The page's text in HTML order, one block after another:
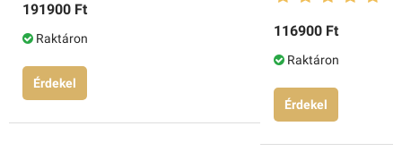
191900 Ft
Raktáron
Érdekel
116900 Ft
Raktáron
Érdekel